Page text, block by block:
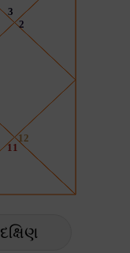
દક્ષિણ